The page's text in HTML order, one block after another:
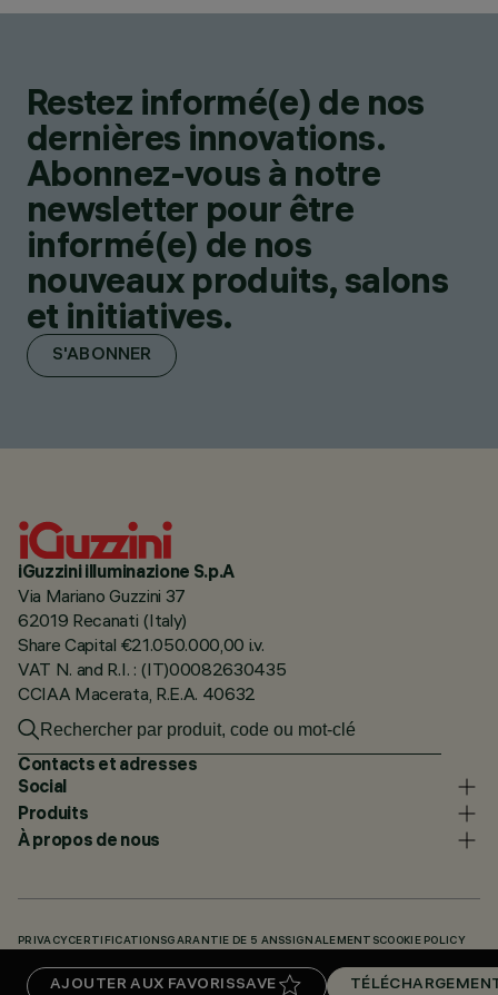
AJOUTER AUX FAVORISSAVE
Restez informé(e) de nos
dernières innovations.
Abonnez-vous à notre
newsletter pour être
informé(e) de nos
nouveaux produits, salons
et initiatives.
S'ABONNER
iGuzzini illuminazione S.p.A
Via Mariano Guzzini 37
62019 Recanati (Italy)
Share Capital €21.050.000,00 i.v.
VAT N. and R.I. : (IT)00082630435
CCIAA Macerata, R.E.A. 40632
Contacts et adresses
Social
Produits
À propos de nous
PRIVACY CERTIFICATIONSGARANTIE DE 5 ANSSIGNALEMENTSCOOKIE POLICY
TÉLÉCHARGEMENTS